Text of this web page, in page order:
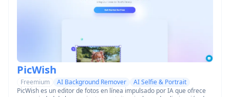
PicWish
Freemium AI Background Remover
AI Selfie & Portrait
PicWish es un editor de fotos en línea impulsado por IA que ofrece